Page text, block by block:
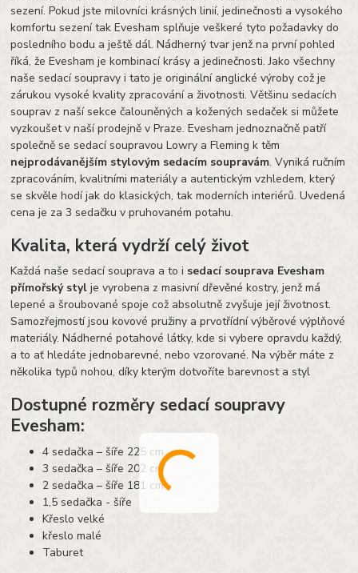
sezení. Pokud jste milovníci krásných linií, jedinečnosti a vysokého
komfortu sezení tak Evesham splňuje veškeré tyto požadavky do
posledního bodu a ještě dál. Nádherný tvar jenž na první pohled
říká, že Evesham je kombinací krásy a jedinečnosti. Jako všechny
naše sedací soupravy i tato je originální anglické výroby což je
zárukou vysoké kvality zpracování a životnosti. Většinu sedacích
souprav z naší sekce čalouněných a kožených sedaček si můžete
vyzkoušet v naší prodejně v Praze. Evesham jednoznačně patří
společně se sedací soupravou Lowry a Fleming k těm
nejprodávanějším stylovým sedacím soupravám. Vyniká ručním
zpracováním, kvalitními materiály a autentickým vzhledem, který
se skvěle hodí jak do klasických, tak moderních interiérů. Uvedená
cena je za 3 sedačku v pruhovaném potahu.
Kvalita, která vydrží celý život
Každá naše sedací souprava a to i sedací souprava Evesham
přímořský styl je vyrobena z masivní dřevěné kostry, jenž má
lepené a šroubované spoje což absolutně zvyšuje její životnost.
Samozřejmostí jsou kovové pružiny a prvotřídní výběrové výplňové
materiály. Nádherné potahové látky, kde si vybere opravdu každý,
a to ať hledáte jednobarevné, nebo vzorované. Na výběr máte z
několika typů nohou, díky kterým dotvoříte barevnost a styl
Dostupné rozměry sedací soupravy
Evesham:
4 sedačka – šíře 225 cm
3 sedačka – šíře 202 cm
2 sedačka – šíře 181 cm
1,5 sedačka - šíře
Křeslo velké
křeslo malé
Taburet